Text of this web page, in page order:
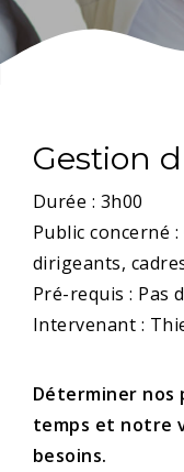
Gestion
Durée : 3h00
Public concerné
dirigeants,
Pré-requis : Pas
Intervenant :
Déterminer nos
temps et notre
besoins.